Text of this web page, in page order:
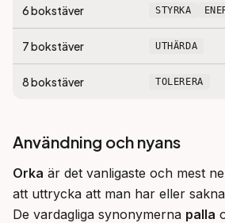
6bokstäver STYRKA
7bokstäver UTHÄRDA
8bokstäver TOLERERA
Användning och nyans
Orka är det vanligaste och mest
att uttrycka att man har eller
De vardagliga synonymerna palla